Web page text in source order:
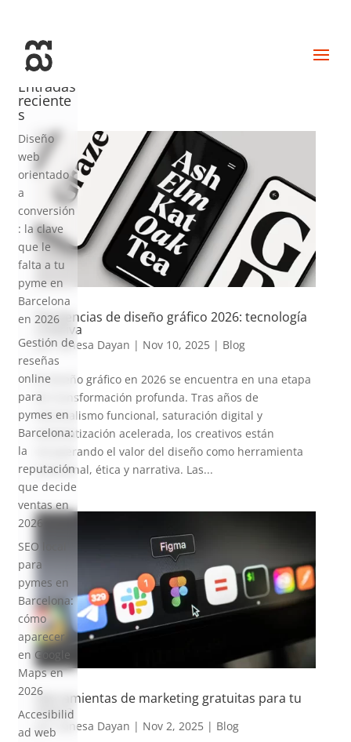
Tendencias de diseño gráfico 2026: tecnología
creativa
porVanesa Dayan | Nov 10, 2025| Blog
El diseño gráfico en 2026 se encuentra en una etapa
de transformación profunda. Tras años de
minimalismo funcional, saturación digital y
automatización acelerada, los creativos están
recuperando el valor del diseño como herramienta
emocional, ética y narrativa. Las...
Herramientas de marketing gratuitas para tu
marca
por Vanesa Dayan | Nov 2, 2025| Blog
Entradas
reciente
s
Diseño
web
orientado
a
conversión
: la clave
que le
falta a tu
pyme en
Barcelona
en 2026
Gestión de
reseñas
online
para
pymes en
Barcelona:
la
reputación
que decide
ventas en
2026
SEO local
para
pymes en
Barcelona:
cómo
aparecer
en Google
Maps en
2026
Accesibilid
ad web